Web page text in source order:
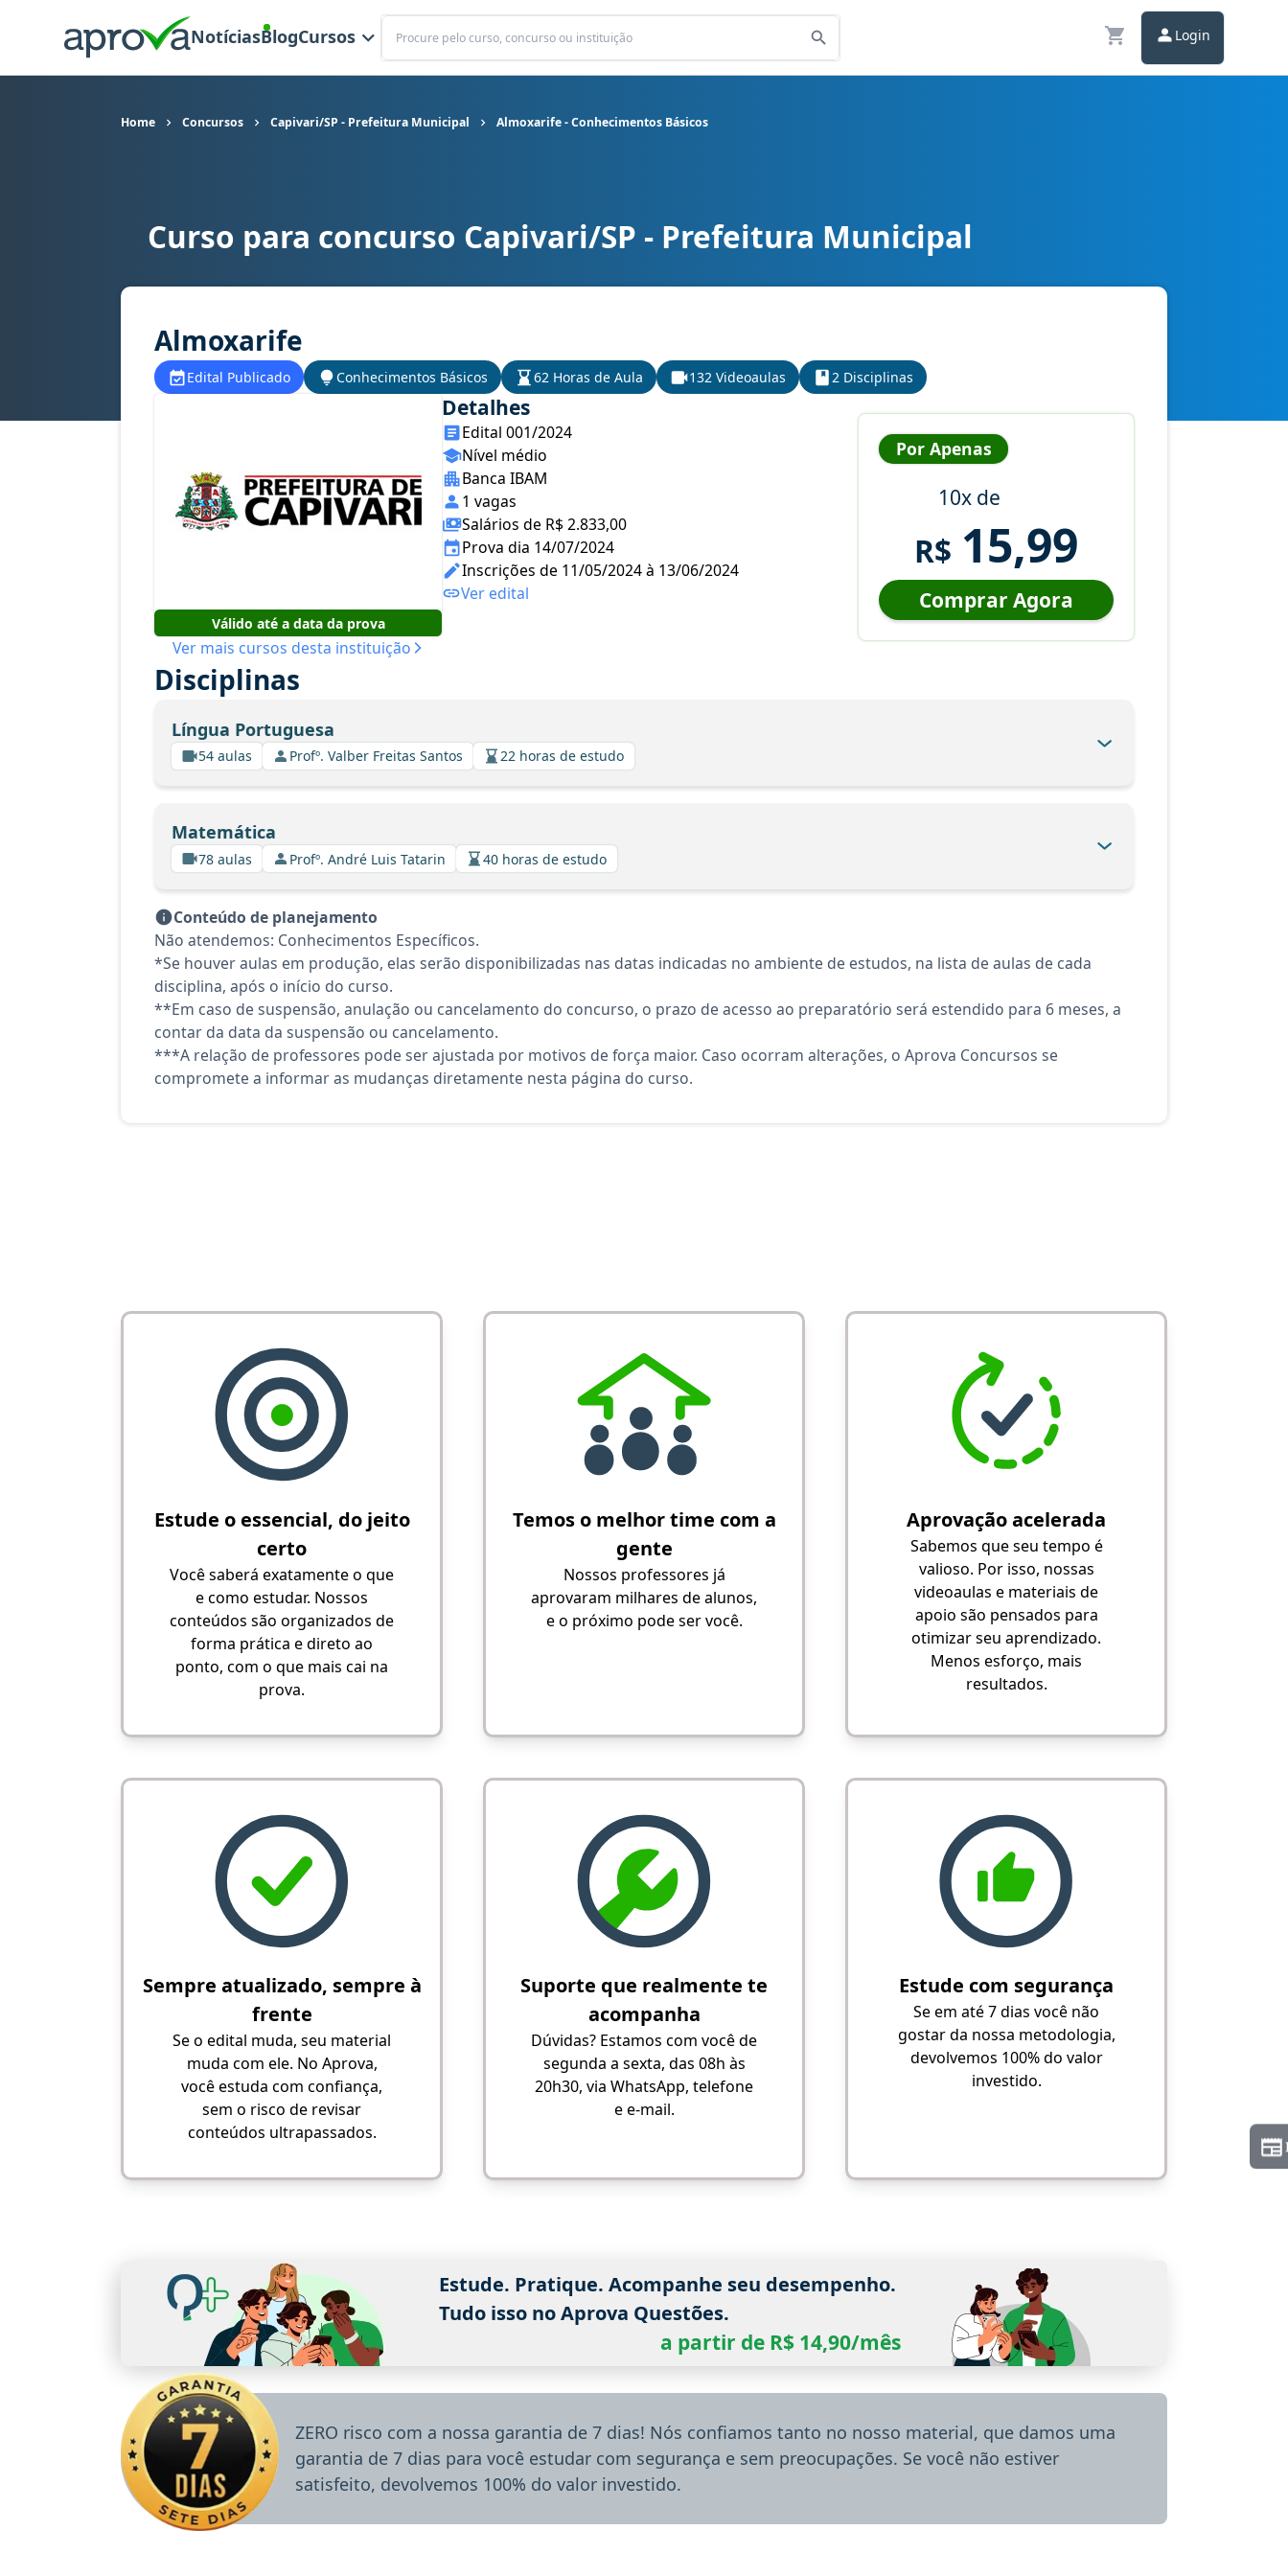
NotíciasBlogCursos
Buscar
Login
Home Concursos Capivari/SP - Prefeitura Municipal Almoxarife - Conhecimentos Básicos
Curso para concurso Capivari/SP - Prefeitura Municipal cargo Almoxarife - Conhecimentos Básicos
Curso para concurso Capivari/SP - Prefeitura Municipal
Almoxarife
Edital Publicado Conhecimentos Básicos 62 Horas de Aula 132 Videoaulas 2 Disciplinas
Válido até a data da prova
Ver mais cursos desta instituição
Detalhes
Edital 001/2024
Nível médio
Banca IBAM
1 vagas
Salários de R$ 2.833,00
Prova dia 14/07/2024
Inscrições de 11/05/2024 à 13/06/2024
Ver edital
Por Apenas
10x de
R$ 15,99
Comprar Agora
Disciplinas
Língua Portuguesa
54 aulas Profº. Valber Freitas Santos 22 horas de estudo
Matemática
78 aulas Profº. André Luis Tatarin 40 horas de estudo
Conteúdo de planejamento
Não atendemos: Conhecimentos Específicos.
*Se houver aulas em produção, elas serão disponibilizadas nas datas indicadas no ambiente de estudos, na lista de aulas de cada
disciplina, após o início do curso.
**Em caso de suspensão, anulação ou cancelamento do concurso, o prazo de acesso ao preparatório será estendido para 6 meses, a
contar da data da suspensão ou cancelamento.
***A relação de professores pode ser ajustada por motivos de força maior. Caso ocorram alterações, o Aprova Concursos se
compromete a informar as mudanças diretamente nesta página do curso.
Estude o essencial, do jeito
certo
Você saberá exatamente o que
e como estudar. Nossos
conteúdos são organizados de
forma prática e direto ao
ponto, com o que mais cai na
prova.
Temos o melhor time com a
gente
Nossos professores já
aprovaram milhares de alunos,
e o próximo pode ser você.
Aprovação acelerada
Sabemos que seu tempo é
valioso. Por isso, nossas
videoaulas e materiais de
apoio são pensados para
otimizar seu aprendizado.
Menos esforço, mais
resultados.
Sempre atualizado, sempre à
frente
Se o edital muda, seu material
muda com ele. No Aprova,
você estuda com confiança,
sem o risco de revisar
conteúdos ultrapassados.
Suporte que realmente te
acompanha
Dúvidas? Estamos com você de
segunda a sexta, das 08h às
20h30, via WhatsApp, telefone
e e-mail.
Estude com segurança
Se em até 7 dias você não
gostar da nossa metodologia,
devolvemos 100% do valor
investido.
Estude. Pratique. Acompanhe seu desempenho.
Tudo isso no Aprova Questões.
a partir de R$ 14,90/mês
ZERO risco com a nossa garantia de 7 dias! Nós confiamos tanto no nosso material, que damos uma
garantia de 7 dias para você estudar com segurança e sem preocupações. Se você não estiver
satisfeito, devolvemos 100% do valor investido.